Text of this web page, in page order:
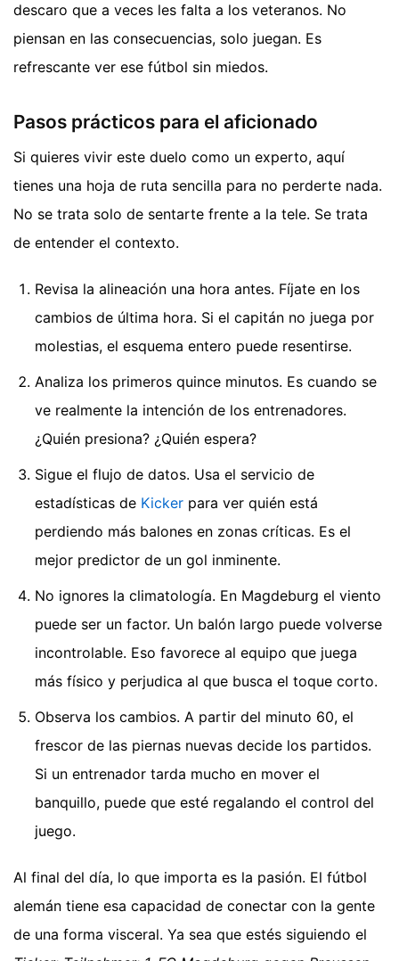
descaro que a veces les falta a los veteranos. No
piensan en las consecuencias, solo juegan. Es
refrescante ver ese fútbol sin miedos.
Pasos prácticos para el aficionado
Si quieres vivir este duelo como un experto, aquí
tienes una hoja de ruta sencilla para no perderte nada.
No se trata solo de sentarte frente a la tele. Se trata
de entender el contexto.
Revisa la alineación una hora antes. Fíjate en los
cambios de última hora. Si el capitán no juega por
molestias, el esquema entero puede resentirse.
Analiza los primeros quince minutos. Es cuando se
ve realmente la intención de los entrenadores.
¿Quién presiona? ¿Quién espera?
Sigue el flujo de datos. Usa el servicio de
estadísticas de Kicker para ver quién está
perdiendo más balones en zonas críticas. Es el
mejor predictor de un gol inminente.
No ignores la climatología. En Magdeburg el viento
puede ser un factor. Un balón largo puede volverse
incontrolable. Eso favorece al equipo que juega
más físico y perjudica al que busca el toque corto.
Observa los cambios. A partir del minuto 60, el
frescor de las piernas nuevas decide los partidos.
Si un entrenador tarda mucho en mover el
banquillo, puede que esté regalando el control del
juego.
Al final del día, lo que importa es la pasión. El fútbol
alemán tiene esa capacidad de conectar con la gente
de una forma visceral. Ya sea que estés siguiendo el